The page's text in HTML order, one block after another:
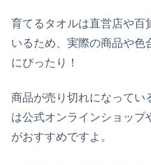
育てるタオルは直営店や百
いるため、実際の商品や色
にぴったり！
商品が売り切れになってい
は公式オンラインショップ
がおすすめですよ。